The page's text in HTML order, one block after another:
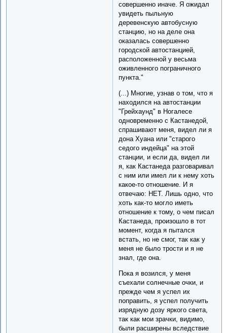
совершенно иначе. Я ожидал
увидеть пыльную
деревенскую автобусную
станцию, но на деле она
оказалась совершенно
городской автостанцией,
расположенной у весьма
оживленного пограничного
пункта."
(...) Многие, узнав о том, что я
находился на автостанции
"Грейхаунд" в Ногалесе
одновременно с Кастанедой,
спрашивают меня, видел ли я
дона Хуана или "старого
седого индейца" на этой
станции, и если да, видел ли
я, как Кастанеда разговаривал
с ним или имел ли к нему хоть
какое-то отношение. И я
отвечаю: НЕТ. Лишь одно, что
хоть как-то могло иметь
отношение к тому, о чем писал
Кастанеда, произошло в тот
момент, когда я пытался
встать, но не смог, так как у
меня не было трости и я не
знал, где она.
Пока я возился, у меня
съехали солнечные очки, и
прежде чем я успел их
поправить, я успел получить
изрядную дозу яркого света,
так как мои зрачки, видимо,
были расширены вследствие